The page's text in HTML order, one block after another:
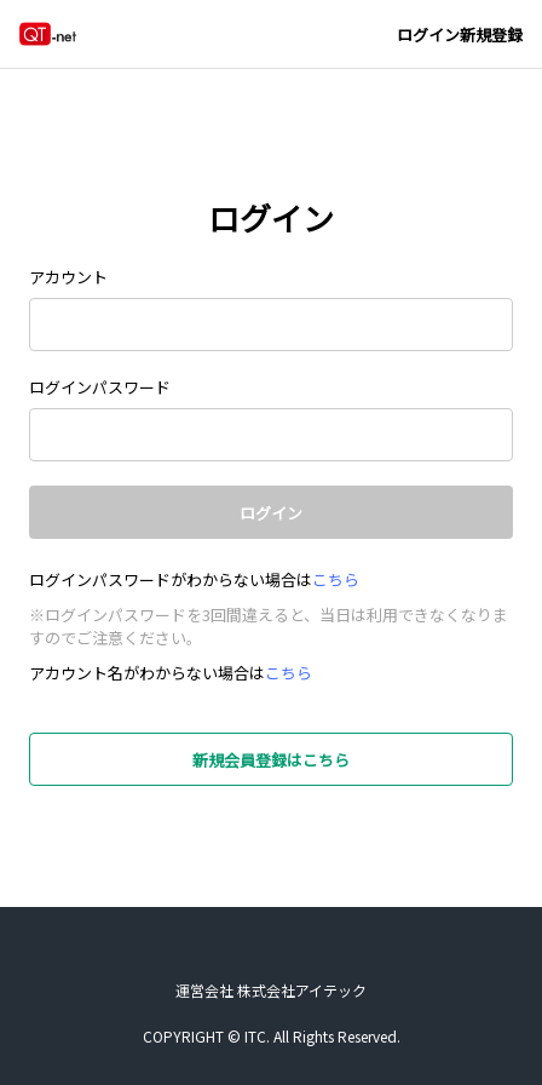
ログイン新規登録
ログイン
アカウント
ログインパスワード
ログイン
ログインパスワードがわからない場合はこちら
※ログインパスワードを3回間違えると、当日は利用できなくなりま
すのでご注意ください。
アカウント名がわからない場合はこちら
新規会員登録はこちら
運営会社 株式会社アイテック
COPYRIGHT © ITC. All Rights Reserved.